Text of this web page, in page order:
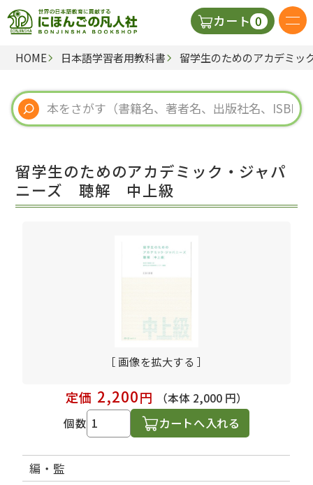
カート 0
日本語の教科書
視聴覚・補助教材
教師用参考書
HOME 日本語学習者用教科書 留学生のためのアカデミ
留学生のためのアカデミック・ジャパ
ニーズ 聴解 中上級
［ 画像を拡大する ］
定価 2,200円
（本体 2,000 円）
個数
カートへ入れる
編・監